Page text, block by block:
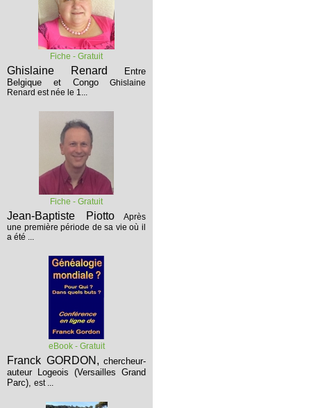
Fiche - Gratuit
Ghislaine Renard
Entre
Belgique et Congo
Ghislaine
Renard est née le 1...
Fiche - Gratuit
Jean-Baptiste Piotto
Après
une première période de sa vie où il
a été ...
eBook - Gratuit
Franck GORDON, chercheur-
auteur Logeois (Versailles Grand
Parc), est ...